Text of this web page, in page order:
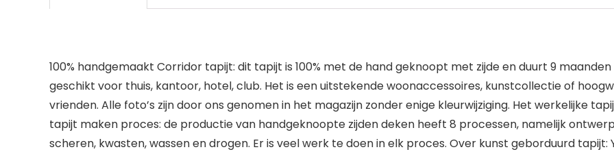
100% handgemaakt Corridor tapijt: dit tapijt is 100% met de hand geknoopt met zijde en duurt 9
geschikt voor thuis, kantoor, hotel, club. Het is een uitstekende woonaccessoires, kunstcollectie of
vrienden. Alle foto’s zijn door ons genomen in het magazijn zonder enige kleurwijziging. Het werkelijke
tapijt maken proces: de productie van handgeknoopte zijden deken heeft 8 processen, namelijk
scheren, kwasten, wassen en drogen. Er is veel werk te doen in elk proces. Over kunst geborduurd